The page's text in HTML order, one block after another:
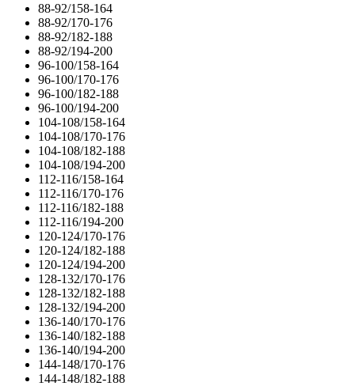
88-92/158-164
88-92/170-176
88-92/182-188
88-92/194-200
96-100/158-164
96-100/170-176
96-100/182-188
96-100/194-200
104-108/158-164
104-108/170-176
104-108/182-188
104-108/194-200
112-116/158-164
112-116/170-176
112-116/182-188
112-116/194-200
120-124/170-176
120-124/182-188
120-124/194-200
128-132/170-176
128-132/182-188
128-132/194-200
136-140/170-176
136-140/182-188
136-140/194-200
144-148/170-176
144-148/182-188